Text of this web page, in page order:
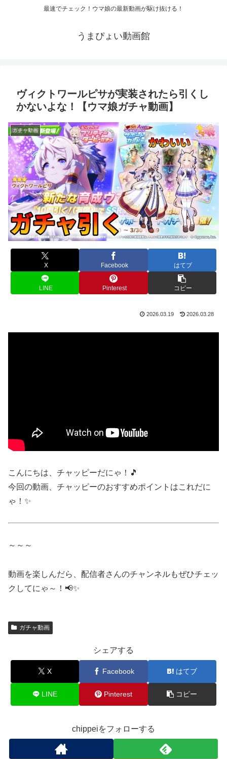
最速でチェック！ウマ娘の最新動画が駆け抜ける！
うまぴょい動画館
ヴィクトワールピサが実装されたら引くし
かないよな！【ウマ娘ガチャ動画】
ガチャ動画
X Facebook はてブ
LINE Pinterest コピー
2026.03.19 2026.03.28
こんにちは、チャッピーだにゃ！🎵
今回の動画、チャッピーのおすすめポイントはこれだに
ゃ！✨
～～～
動画を楽しんだら、配信者さんのチャンネルもぜひチェッ
クしてにゃ～！📢✨
ガチャ動画
シェアする
X Facebook はてブ
LINE Pinterest コピー
chippeiをフォローする